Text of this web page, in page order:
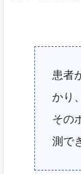
患者
かり、
その
測で